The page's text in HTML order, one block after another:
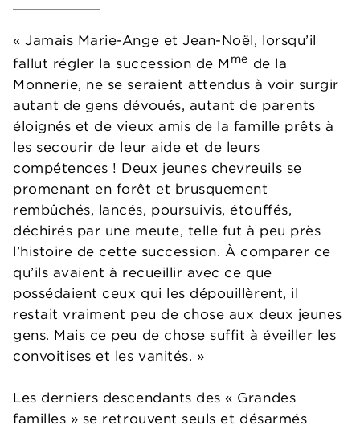
« Jamais Marie-Ange et Jean-Noël, lorsqu’il
fallut régler la succession de M me de la
Monnerie, ne se seraient attendus à voir surgir
autant de gens dévoués, autant de parents
éloignés et de vieux amis de la famille prêts à
les secourir de leur aide et de leurs
compétences ! Deux jeunes chevreuils se
promenant en forêt et brusquement
rembûchés, lancés, poursuivis, étouffés,
déchirés par une meute, telle fut à peu près
l’histoire de cette succession. À comparer ce
qu’ils avaient à recueillir avec ce que
possédaient ceux qui les dépouillèrent, il
restait vraiment peu de chose aux deux jeunes
gens. Mais ce peu de chose suffit à éveiller les
convoitises et les vanités. »
Les derniers descendants des « Grandes
familles » se retrouvent seuls et désarmés